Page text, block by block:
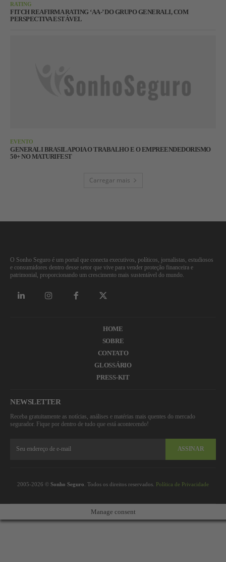
RATING
FITCH REAFIRMA RATING ‘AA-’ DO GRUPO GENERALI, COM
PERSPECTIVA ESTÁVEL
EVENTO
GENERALI BRASIL APOIA O TRABALHO E O EMPREENDEDORISMO
50+ NO MATURIFEST
Carregar mais
O Sonho Seguro é um portal que conecta executivos, políticos, jornalistas, estudiosos
e consumidores dentro desse setor que vive para vender proteção financeira e
patrimonial, proporcionando um crescimento mais sustentável do mundo.
HOME
SOBRE
CONTATO
GLOSSÁRIO
PRESS-KIT
NEWSLETTER
Receba gratuitamente as notícias, análises e matérias mais quentes do mercado
segurador. Fique por dentro de tudo que está acontecendo!
ASSINAR
2005-2026 © Sonho Seguro . Todos os direitos reservados. Política de Privacidade
Manage consent